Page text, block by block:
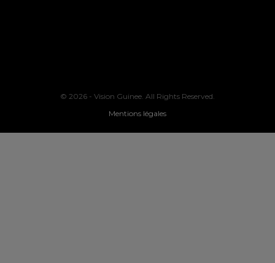
© 2026 - Vision Guinee. All Rights Reserved.
Mentions légales